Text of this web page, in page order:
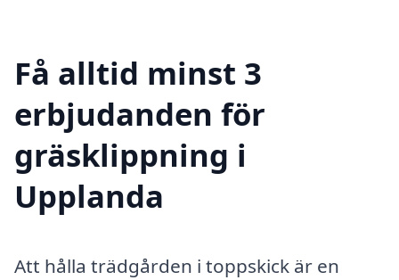
Få alltid minst 3
erbjudanden för
gräsklippning i
Upplanda
Att hålla trädgården i toppskick är en